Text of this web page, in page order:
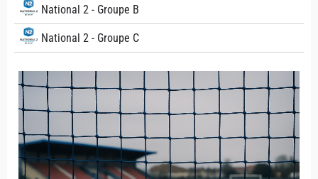
National 2 - Groupe B
National 2 - Groupe C